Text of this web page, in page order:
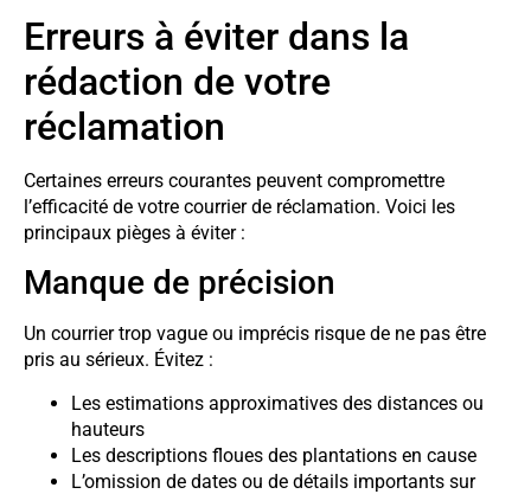
Erreurs à éviter dans la
rédaction de votre
réclamation
Certaines erreurs courantes peuvent compromettre
l’efficacité de votre courrier de réclamation. Voici les
principaux pièges à éviter :
Manque de précision
Un courrier trop vague ou imprécis risque de ne pas être
pris au sérieux. Évitez :
Les estimations approximatives des distances ou
hauteurs
Les descriptions floues des plantations en cause
L’omission de dates ou de détails importants sur